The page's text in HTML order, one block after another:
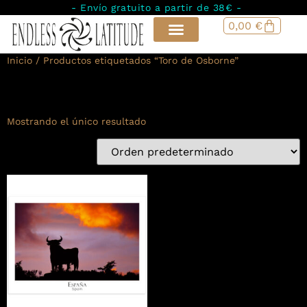
- Envío gratuito a partir de 38€ -
0,00 €
Inicio / Productos etiquetados “Toro de Osborne”
Mostrando el único resultado